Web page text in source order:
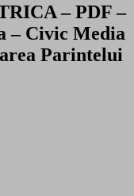
– PDF –
– Civic Media
Parintelui